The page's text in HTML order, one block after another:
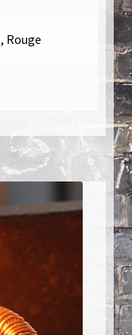
Rouge